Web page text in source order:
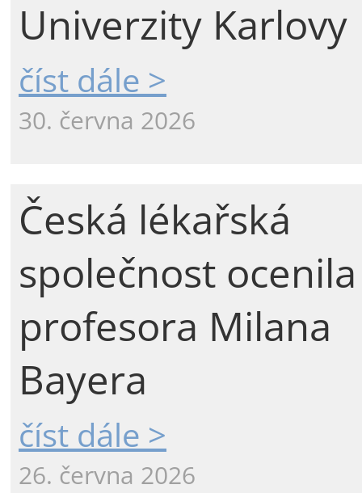
Univerzity Karlovy
číst dále >
30. června 2026
Česká lékařská
společnost ocenila
profesora Milana
Bayera
číst dále >
26. června 2026